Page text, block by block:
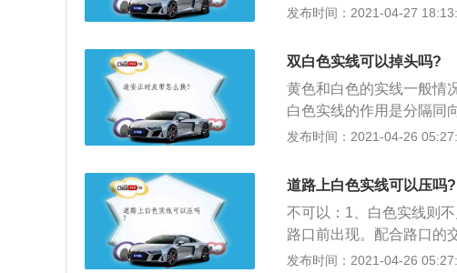
任意穿越黄实线逆行的，
分。
发布时间：2021-04-27
双白色实线可以掉头吗?
黄色和白色的实线一般情
白色实线的作用是分隔同
压线违章被拍，压的基本
一条非机动车道道路、有
向有两条或两条以上机动
色虚实线通常施划在桥梁
用。黄色实线一侧禁止车
发布时间：2021-04-26
道路上白色实线可以压吗?
不可以：1、白色实线则
路口前出现。配合路口的
来，避免直行车辆影响转
发布时间：2021-04-26